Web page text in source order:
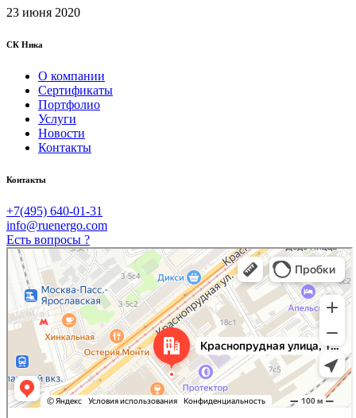
23 июня 2020
СК Ника
О компании
Сертификаты
Портфолио
Услуги
Новости
Контакты
Контакты
+7(495) 640-01-31
info@ruenergo.com
Есть вопросы ?